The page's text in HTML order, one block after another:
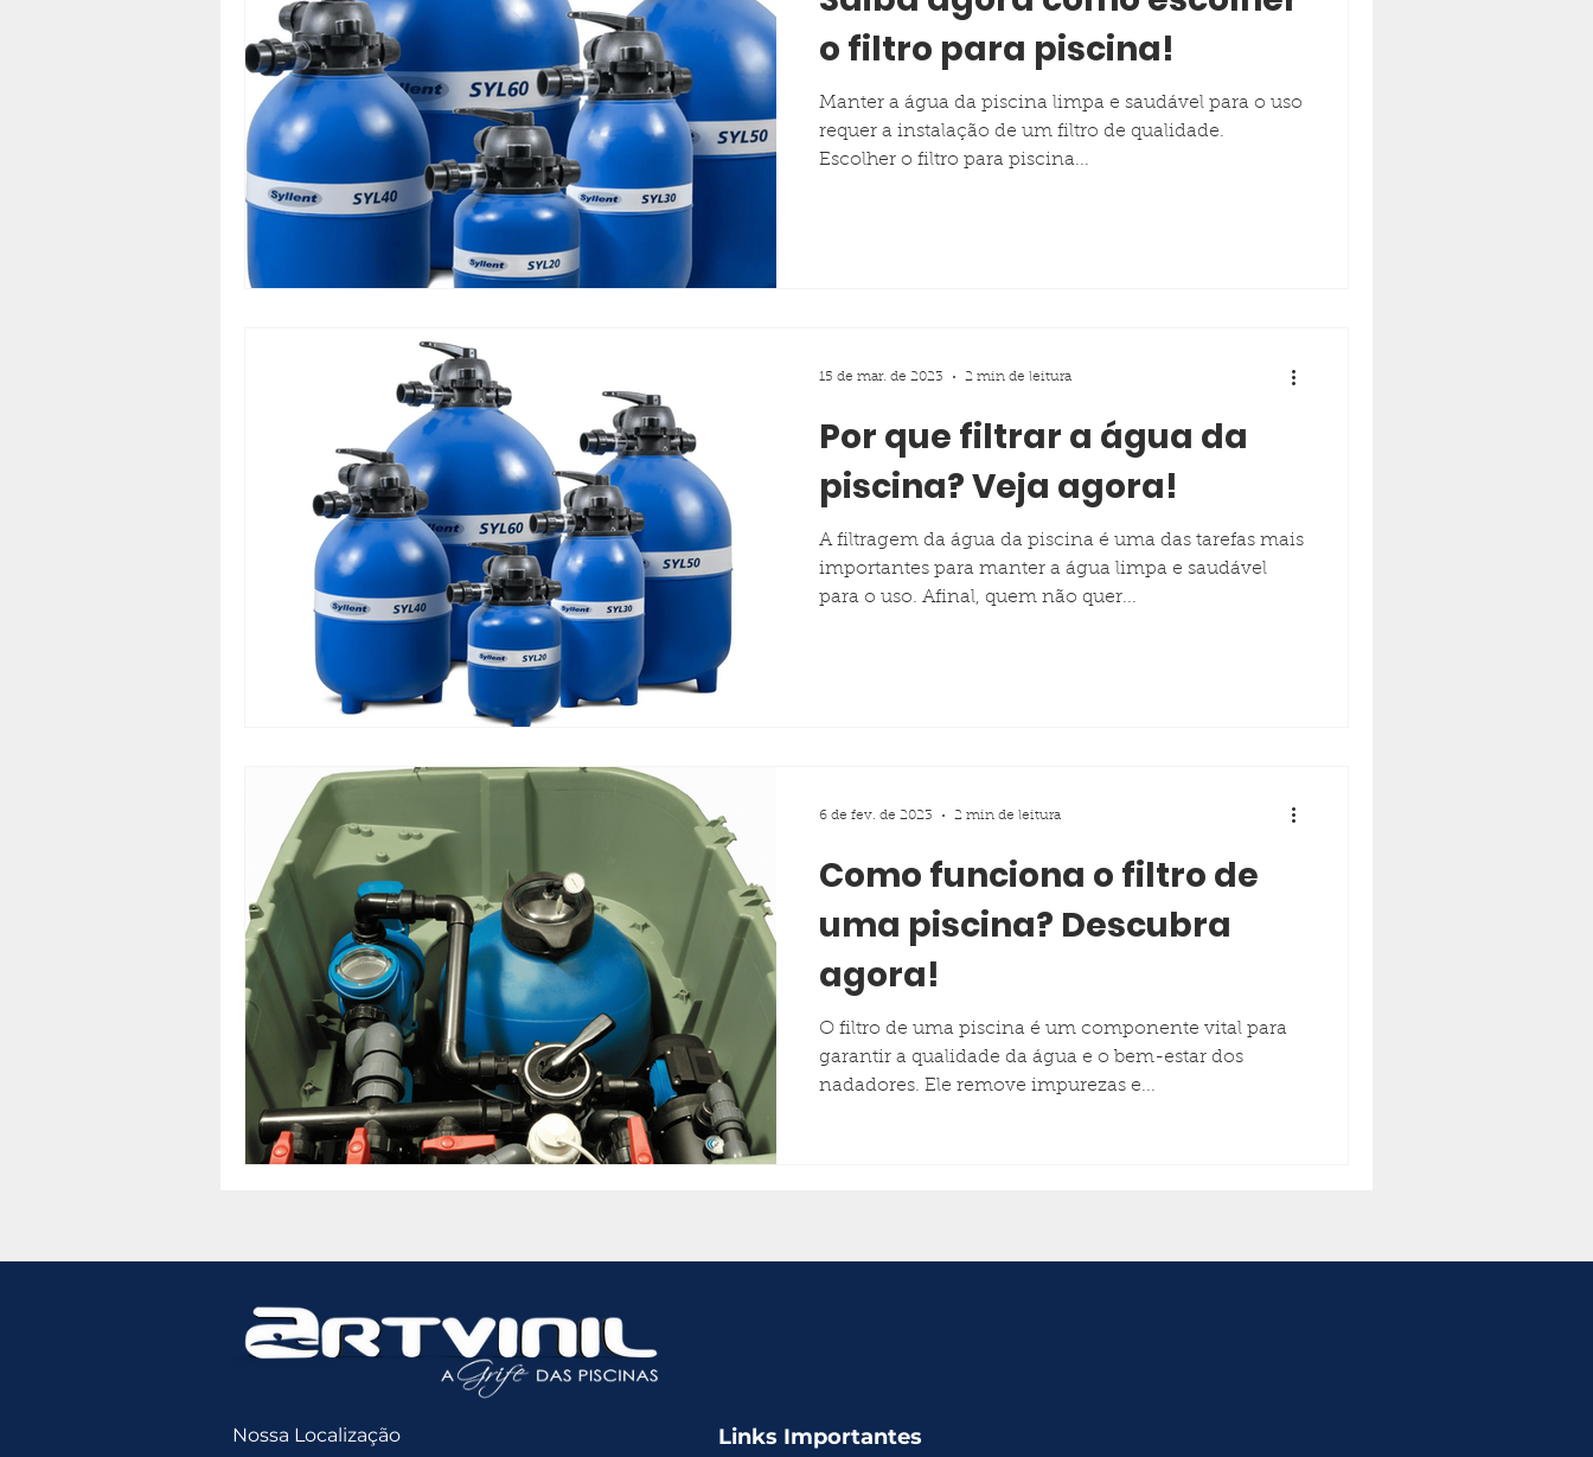
o filtro para piscina!
Manter a água da piscina limpa e saudável para o uso
requer a instalação de um filtro de qualidade.
Escolher o filtro para piscina...
Por que filtrar a água da
piscina? Veja agora!
A filtragem da água da piscina é uma das tarefas mais
importantes para manter a água limpa e saudável
para o uso. Afinal, quem não quer...
15 de mar. de 2023 2 min de leitura
Como funciona o filtro de
uma piscina? Descubra
agora!
O filtro de uma piscina é um componente vital para
garantir a qualidade da água e o bem-estar dos
nadadores. Ele remove impurezas e...
6 de fev. de 2023 2 min de leitura
Nossa Localização Links Importantes